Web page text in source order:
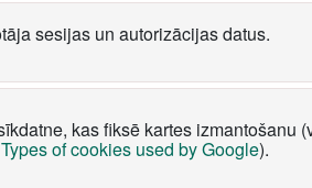
sesijas un autorizācijas datus.
kas fiksē kartes izmantošanu
Types of cookies used by Google).